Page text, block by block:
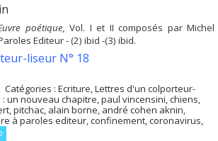
poétique,Vol. I et II composés par Michel
Editeur - (2) ibid -(3) ibid.
liseur N° 18
Catégories :Ecriture,Lettres d'un colporteur-
: un nouveau chapitre,paul vincensini,chiens,
,pitchac, alain borne, andré cohen aknin,
à paroles editeur,confinement,coronavirus,